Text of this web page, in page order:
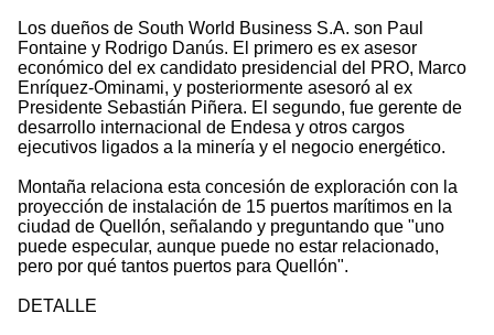
Los dueños de South World Business S.A. son Paul
Fontaine y Rodrigo Danús. El primero es ex asesor
económico del ex candidato presidencial del PRO, Marco
Enríquez-Ominami, y posteriormente asesoró al ex
Presidente Sebastián Piñera. El segundo, fue gerente de
desarrollo internacional de Endesa y otros cargos
ejecutivos ligados a la minería y el negocio energético.
Montaña relaciona esta concesión de exploración con la
proyección de instalación de 15 puertos marítimos en la
ciudad de Quellón, señalando y preguntando que "uno
puede especular, aunque puede no estar relacionado,
pero por qué tantos puertos para Quellón".
DETALLE